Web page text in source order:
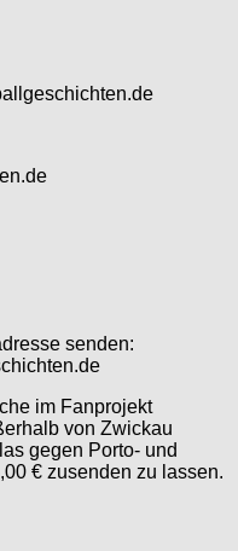
senden:
im Fanprojekt
von Zwickau
gegen Porto- und
€ zusenden zu lassen.